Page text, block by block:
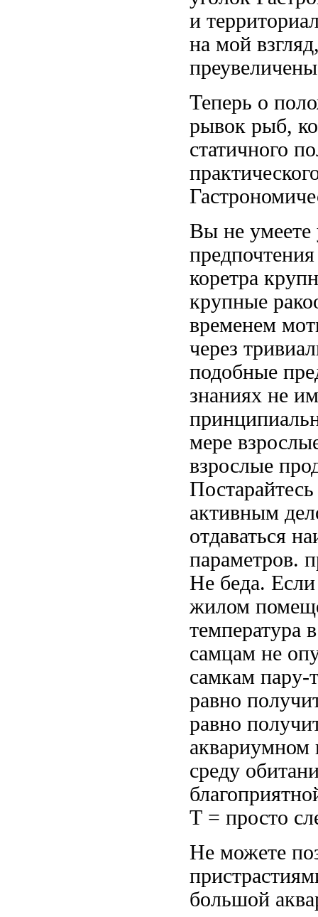
и
на мой
Теперь о
рывок рыб,
статичного
Вы не умеете
коретра
крупные
временем
через
подобные
знаниях не
мере
взрослые
активным
отдаваться
параметров.
Не беда.
жилом
температура
самцам не
самкам пару-
равно
равно
аквариумном
среду
Т = просто
Не можете
большой